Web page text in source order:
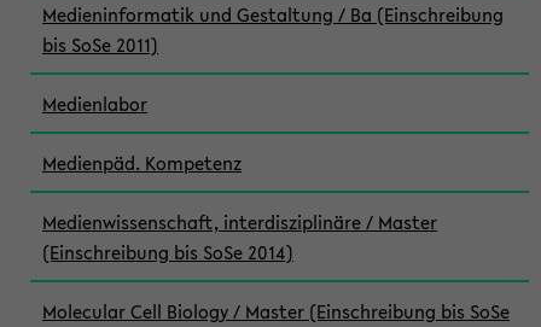
Medieninformatik und Gestaltung / Ba (Einschreibung
bis SoSe 2011)
Medienlabor
Medienpäd. Kompetenz
Medienwissenschaft, interdisziplinäre / Master
(Einschreibung bis SoSe 2014)
Molecular Cell Biology / Master (Einschreibung bis SoSe